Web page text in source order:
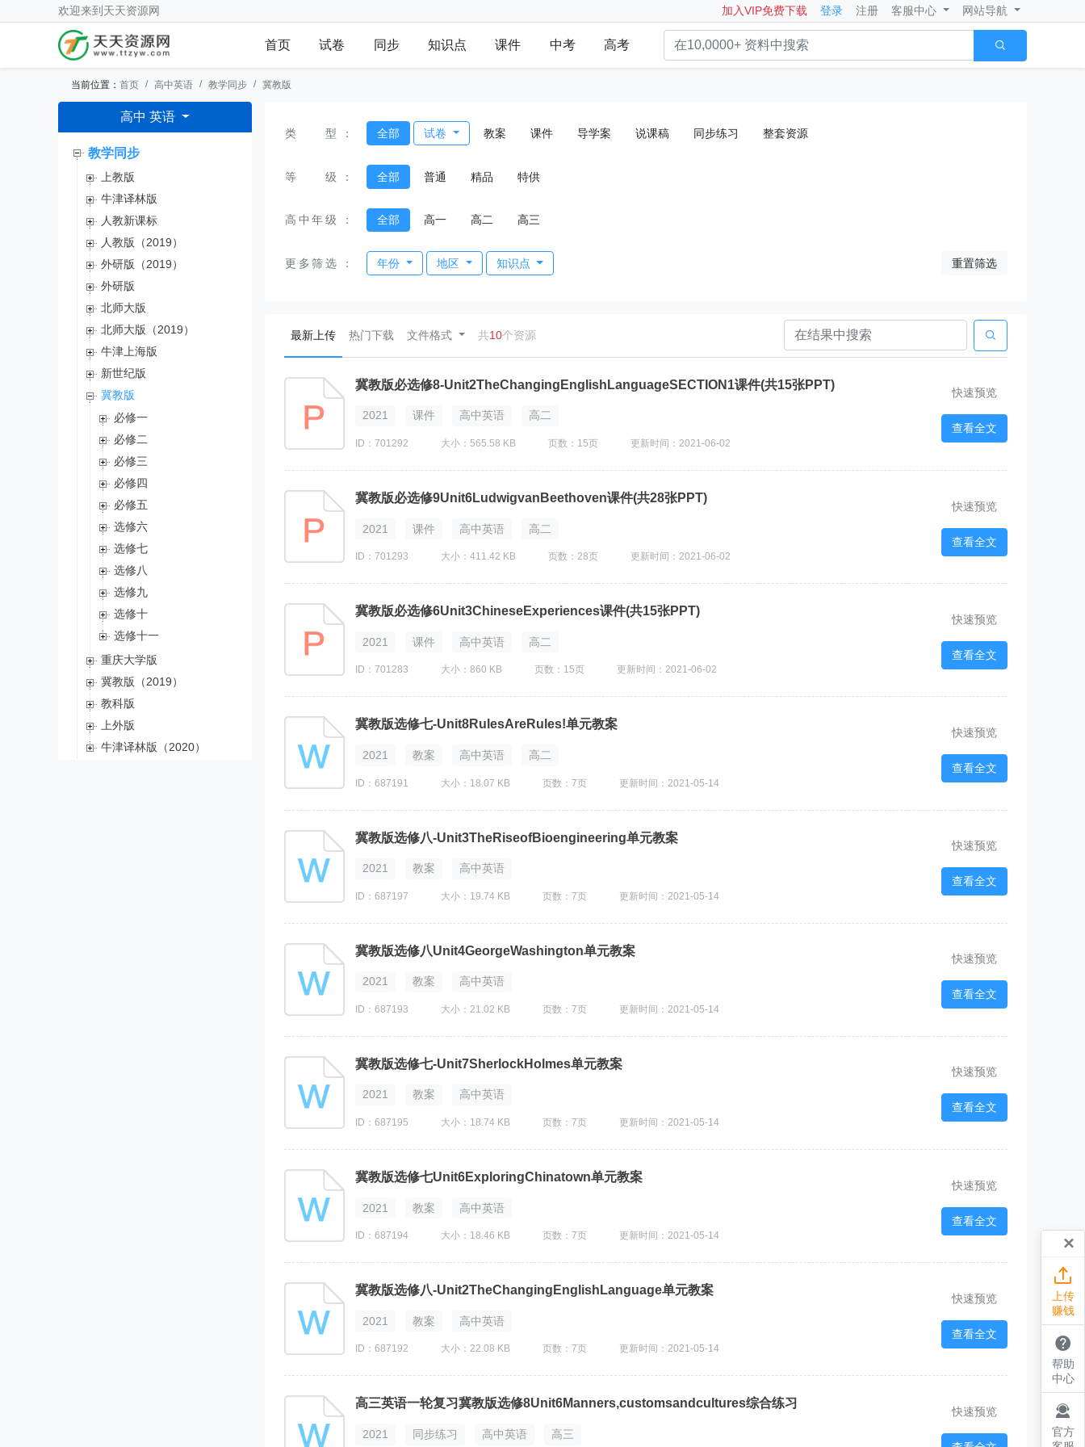
欢迎来到 天天资源网 加入VIP免费下载 登录 注册 客服中心 网站导航
首页 试卷 同步 知识点 课件 中考 高考 
当前位置： 首页 高中英语 教学同步 冀教版
高中 英语
教学同步
上教版
牛津译林版
人教新课标
人教版（2019）
外研版（2019）
外研版
北师大版
北师大版（2019）
牛津上海版
新世纪版
冀教版
必修一
必修二
必修三
必修四
必修五
选修六
选修七
选修八
选修九
选修十
选修十一
重庆大学版
冀教版（2019）
教科版
上外版
牛津译林版（2020）
类型 ： 全部 试卷 教案 课件 导学案 说课稿 同步练习 整套资源
等级 ： 全部 普通 精品 特供
高中年级 ： 全部 高一 高二 高三
更多筛选 ： 年份 地区 知识点 重置筛选
最新上传(current)
热门下载 文件格式 共10个资源 
冀教版必选修8-Unit2TheChangingEnglishLanguageSECTION1课件(共15张PPT)
2021 课件 高中英语 高二
ID：701292 大小：565.58 KB 页数：15页 更新时间：2021-06-02
快速预览
查看全文
冀教版必选修9Unit6LudwigvanBeethoven课件(共28张PPT)
2021 课件 高中英语 高二
ID：701293 大小：411.42 KB 页数：28页 更新时间：2021-06-02
快速预览
查看全文
冀教版必选修6Unit3ChineseExperiences课件(共15张PPT)
2021 课件 高中英语 高二
ID：701283 大小：860 KB 页数：15页 更新时间：2021-06-02
快速预览
查看全文
冀教版选修七-Unit8RulesAreRules!单元教案
2021 教案 高中英语 高二
ID：687191 大小：18.07 KB 页数：7页 更新时间：2021-05-14
快速预览
查看全文
冀教版选修八-Unit3TheRiseofBioengineering单元教案
2021 教案 高中英语
ID：687197 大小：19.74 KB 页数：7页 更新时间：2021-05-14
快速预览
查看全文
冀教版选修八Unit4GeorgeWashington单元教案
2021 教案 高中英语
ID：687193 大小：21.02 KB 页数：7页 更新时间：2021-05-14
快速预览
查看全文
冀教版选修七-Unit7SherlockHolmes单元教案
2021 教案 高中英语
ID：687195 大小：18.74 KB 页数：7页 更新时间：2021-05-14
快速预览
查看全文
冀教版选修七Unit6ExploringChinatown单元教案
2021 教案 高中英语
ID：687194 大小：18.46 KB 页数：7页 更新时间：2021-05-14
快速预览
查看全文
冀教版选修八-Unit2TheChangingEnglishLanguage单元教案
2021 教案 高中英语
ID：687192 大小：22.08 KB 页数：7页 更新时间：2021-05-14
快速预览
查看全文
高三英语一轮复习冀教版选修8Unit6Manners,customsandcultures综合练习
2021 同步练习 高中英语 高三
快速预览
×

上传
赚钱

帮助
中心

官方